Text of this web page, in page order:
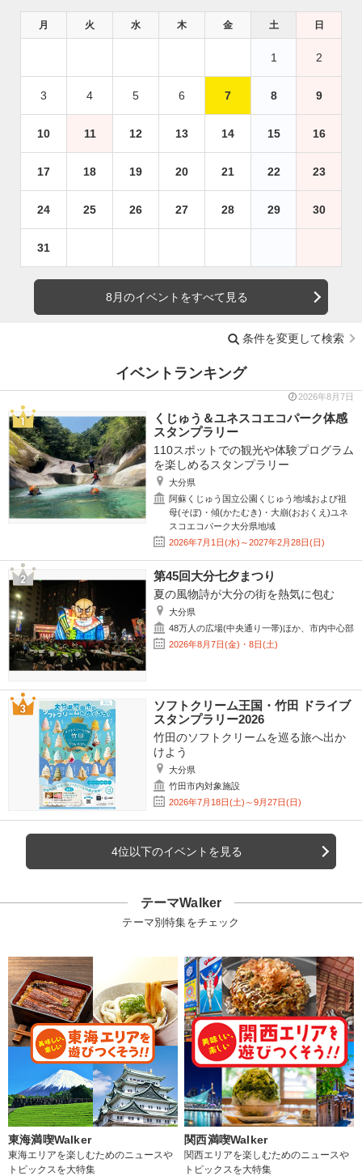
月 火 水 木 金 土 日
1 2
3 4 5 6 7 8 9
10 11 12 13 14 15 16
17 18 19 20 21 22 23
24 25 26 27 28 29 30
31
8月のイベントをすべて見る
条件を変更して検索
イベントランキング
2026年8月7日
くじゅう＆ユネスコエコパーク体感
スタンプラリー
110スポットでの観光や体験プログラム
を楽しめるスタンプラリー
大分県
阿蘇くじゅう国立公園くじゅう地域および祖
母(そぼ)・傾(かたむき)・大崩(おおくえ)ユネ
スコエコパーク大分県地域
2026年7月1日(水)～2027年2月28日(日)
第45回大分七夕まつり
夏の風物詩が大分の街を熱気に包む
大分県
48万人の広場(中央通り一帯)ほか、市内中心部
2026年8月7日(金)・8日(土)
ソフトクリーム王国・竹田 ドライブ
スタンプラリー2026
竹田のソフトクリームを巡る旅へ出か
けよう
大分県
竹田市内対象施設
2026年7月18日(土)～9月27日(日)
4位以下のイベントを見る
テーマWalker
テーマ別特集をチェック
東海満喫Walker
東海エリアを楽しむためのニュースや
トピックスを大特集
関西満喫Walker
関西エリアを楽しむためのニュースや
トピックスを大特集